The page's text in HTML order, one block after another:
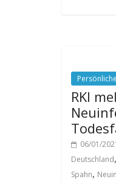
RKI
06/01/
Deutschland,
Spahn,